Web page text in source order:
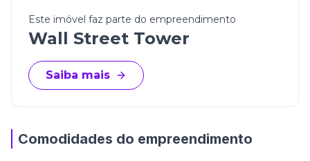
Este imóvel faz parte do empreendimento
Wall Street Tower
Saiba mais
Comodidades do empreendimento